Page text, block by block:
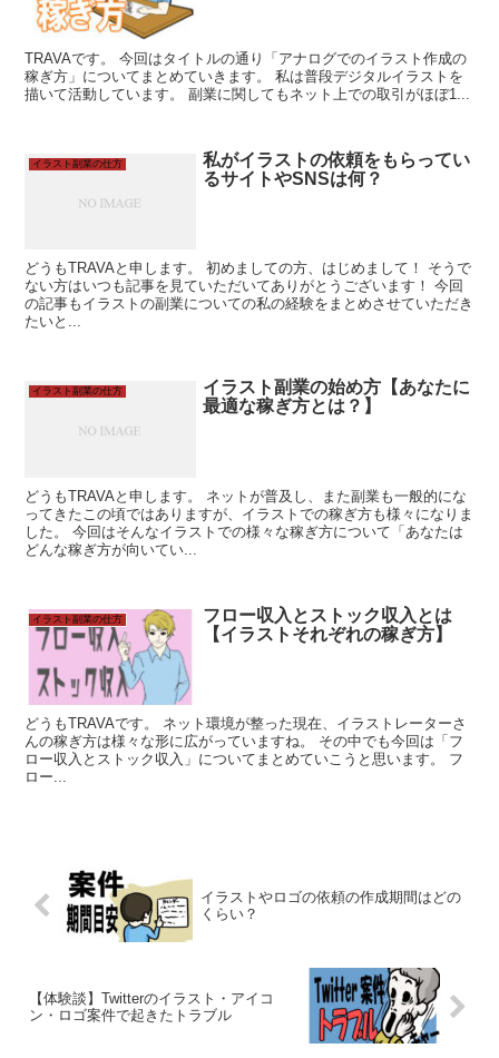
TRAVAです。 今回はタイトルの通り「アナログでのイラスト作成の
稼ぎ方」についてまとめていきます。 私は普段デジタルイラストを
描いて活動しています。 副業に関してもネット上での取引がほぼ1...
イラスト副業の仕方
私がイラストの依頼をもらってい
るサイトやSNSは何？
どうもTRAVAと申します。 初めましての方、はじめまして！ そうで
ない方はいつも記事を見ていただいてありがとうございます！ 今回
の記事もイラストの副業についての私の経験をまとめさせていただき
たいと...
イラスト副業の仕方
イラスト副業の始め方【あなたに
最適な稼ぎ方とは？】
どうもTRAVAと申します。 ネットが普及し、また副業も一般的にな
ってきたこの頃ではありますが、イラストでの稼ぎ方も様々になりま
した。 今回はそんなイラストでの様々な稼ぎ方について「あなたは
どんな稼ぎ方が向いてい...
イラスト副業の仕方
フロー収入とストック収入とは
【イラストそれぞれの稼ぎ方】
どうもTRAVAです。 ネット環境が整った現在、イラストレーターさ
んの稼ぎ方は様々な形に広がっていますね。 その中でも今回は「フ
ロー収入とストック収入」についてまとめていこうと思います。 フ
ロー...
イラストやロゴの依頼の作成期間はどの
くらい？
【体験談】Twitterのイラスト・アイコ
ン・ロゴ案件で起きたトラブル